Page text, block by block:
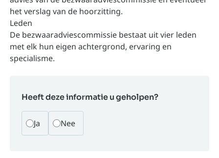
het verslag van de hoorzitting.
Leden
De bezwaaradviescommissie bestaat uit vier leden
met elk hun eigen achtergrond, ervaring en
specialisme.
Heeft deze informatie u geholpen?
Ja Nee